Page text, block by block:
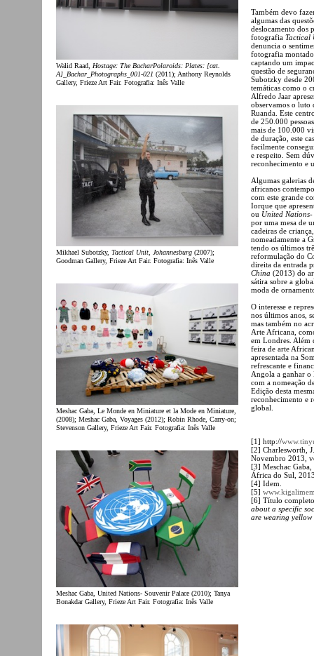
Walid Raad, Hostage: The BacharPolaroids: Plates: [cat.
A]_Bachar_Photographs_001-021 (2011); Anthony Reynolds
Gallery, Frieze Art Fair. Fotografia: Inês Valle
Mikhael Subotzky, Tactical Unit, Johannesburg (2007);
Goodman Gallery, Frieze Art Fair. Fotografia: Inês Valle
Meshac Gaba, Le Monde en Miniature et la Mode en Miniature,
(2008); Meshac Gaba, Voyages (2012); Robin Rhode, Carry-on;
Stevenson Gallery, Frieze Art Fair. Fotografia: Inês Valle
Meshac Gaba, United Nations- Souvenir Palace (2010); Tanya
Bonakdar Gallery, Frieze Art Fair. Fotografia: Inês Valle
Também devo
algumas das
deslocamento dos
fotografia Tactical
denuncia o
fotografia
captando um
questão de
Subotzky desde
temáticas como o
Alfredo Jaar
observamos o luto
Ruanda. Este
de 250.000
mais de 100.000
de duração, este
facilmente
e respeito. Sem
reconhecimento e
Algumas galerias
africanos
com este grande
Iorque que
ou United
por uma mesa de
cadeiras de
nomeadamente a
tendo os últimos
reformulação do
direita da entrada
China (2013) do
sátira sobre a
moda de
O interesse e
nos últimos anos,
mas também no
Arte Africana,
em Londres.
feira de arte
apresentada na
refrescante e
Angola a ganhar o
com a nomeação
Edição desta
reconhecimento e
global.
[1] http://
[2] Charlesworth,
Novembro 2013,
[3] Meschac
África do Sul,
[4] Idem.
[5]
[6] Título
about a specific
are wearing